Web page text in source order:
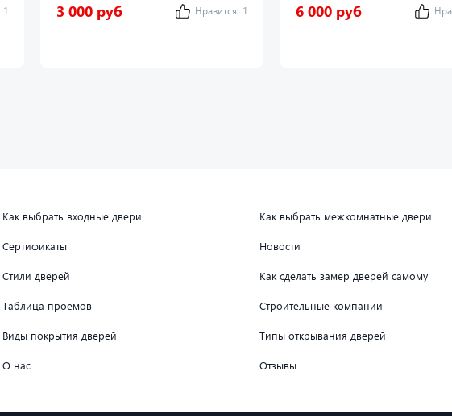
1
3 000 руб
Нравится: 1 6 000 руб
Как выбрать входные двери Как выбрать межкомнатные двери
Сертификаты Новости
Стили дверей Как сделать замер дверей самому
Таблица проемов Строительные компании
Виды покрытия дверей Типы открывания дверей
О нас Отзывы